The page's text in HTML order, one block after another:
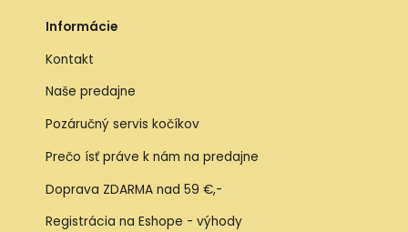
Informácie
Kontakt
Naše predajne
Pozáručný servis kočíkov
Prečo ísť práve k nám na predajne
Doprava ZDARMA nad 59 €,-
Registrácia na Eshope - výhody